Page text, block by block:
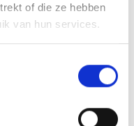
of die ze hebben
van hun services.